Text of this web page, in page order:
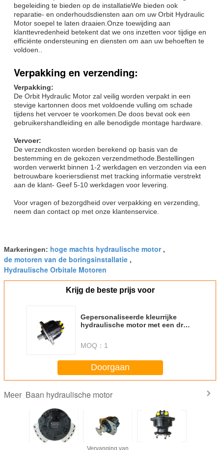
begeleiding te bieden op de installatieWe bieden ook
reparatie- en onderhoudsdiensten aan om uw Orbit Hydraulic
Motor soepel te laten draaien.Onze toewijding aan
klanttevredenheid betekent dat we ons inzetten voor tijdige en
efficiënte ondersteuning en diensten om aan uw behoeften te
voldoen..
Verpakking en verzending:
Verpakking:
De Orbit Hydraulic Motor zal veilig worden verpakt in een
stevige kartonnen doos met voldoende vulling om schade
tijdens het vervoer te voorkomen.De doos bevat ook een
gebruikershandleiding en alle benodigde montage hardware.
Vervoer:
De verzendkosten worden berekend op basis van de
bestemming en de gekozen verzendmethode.Bestellingen
worden verwerkt binnen 1-2 werkdagen en verzonden via een
betrouwbare koeriersdienst met tracking informatie verstrekt
aan de klant- Geef 5-10 werkdagen voor levering.
Voor vragen of bezorgdheid over verpakking en verzending,
neem dan contact op met onze klantenservice.
Markeringen: hoge machts hydraulische motor,
de motoren van de boringsinstallatie ,
Hydraulische Orbitale Motoren
Krijg de beste prijs voor
Gepersonaliseerde kleurrijke
hydraulische motor met een druk
MOQ： 1
Doorgaan
Meer Baan hydraulische motor
Vervanging van